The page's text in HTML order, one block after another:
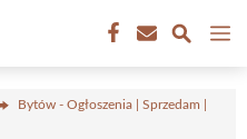
Bytów - Ogłoszenia | Sprzedam |